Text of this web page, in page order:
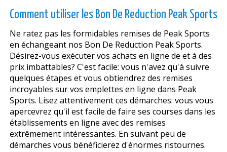
Comment utiliser les Bon De Reduction Peak Sports
Ne ratez pas les formidables remises de Peak Sports
en échangeant nos Bon De Reduction Peak Sports.
Désirez-vous exécuter vos achats en ligne de et à des
prix imbattables? C'est facile: vous n'avez qu'à suivre
quelques étapes et vous obtiendrez des remises
incroyables sur vos emplettes en ligne dans Peak
Sports. Lisez attentivement ces démarches: vous vous
apercevrez qu'il est facile de faire ses courses dans les
établissements en ligne avec des remises
extrêmement intéressantes. En suivant peu de
démarches vous bénéficierez d'énormes ristournes.